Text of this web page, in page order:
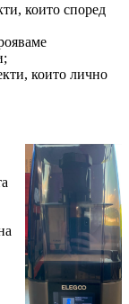
които според
които лично